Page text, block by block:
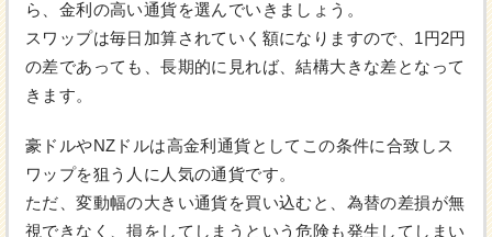
ら、金利の高い通貨を選んでいきましょう。
スワップは毎日加算されていく額になりますので、1円2円
の差であっても、長期的に見れば、結構大きな差となって
きます。
豪ドルやNZドルは高金利通貨としてこの条件に合致しス
ワップを狙う人に人気の通貨です。
ただ、変動幅の大きい通貨を買い込むと、為替の差損が無
視できなく、損をしてしまうという危険も発生してしまい